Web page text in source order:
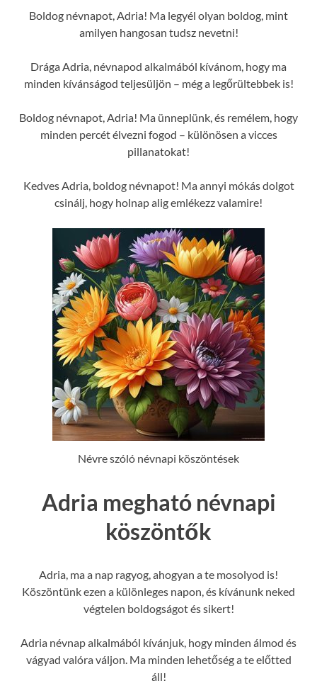
Boldog névnapot, Adria! Ma legyél olyan boldog, mint
amilyen hangosan tudsz nevetni!
Drága Adria, névnapod alkalmából kívánom, hogy ma
minden kívánságod teljesüljön – még a legőrültebbek is!
Boldog névnapot, Adria! Ma ünneplünk, és remélem, hogy
minden percét élvezni fogod – különösen a vicces
pillanatokat!
Kedves Adria, boldog névnapot! Ma annyi mókás dolgot
csinálj, hogy holnap alig emlékezz valamire!
Névre szóló névnapi köszöntések
Adria megható névnapi
köszöntők
Adria, ma a nap ragyog, ahogyan a te mosolyod is!
Köszöntünk ezen a különleges napon, és kívánunk neked
végtelen boldogságot és sikert!
Adria névnap alkalmából kívánjuk, hogy minden álmod és
vágyad valóra váljon. Ma minden lehetőség a te előtted
áll!